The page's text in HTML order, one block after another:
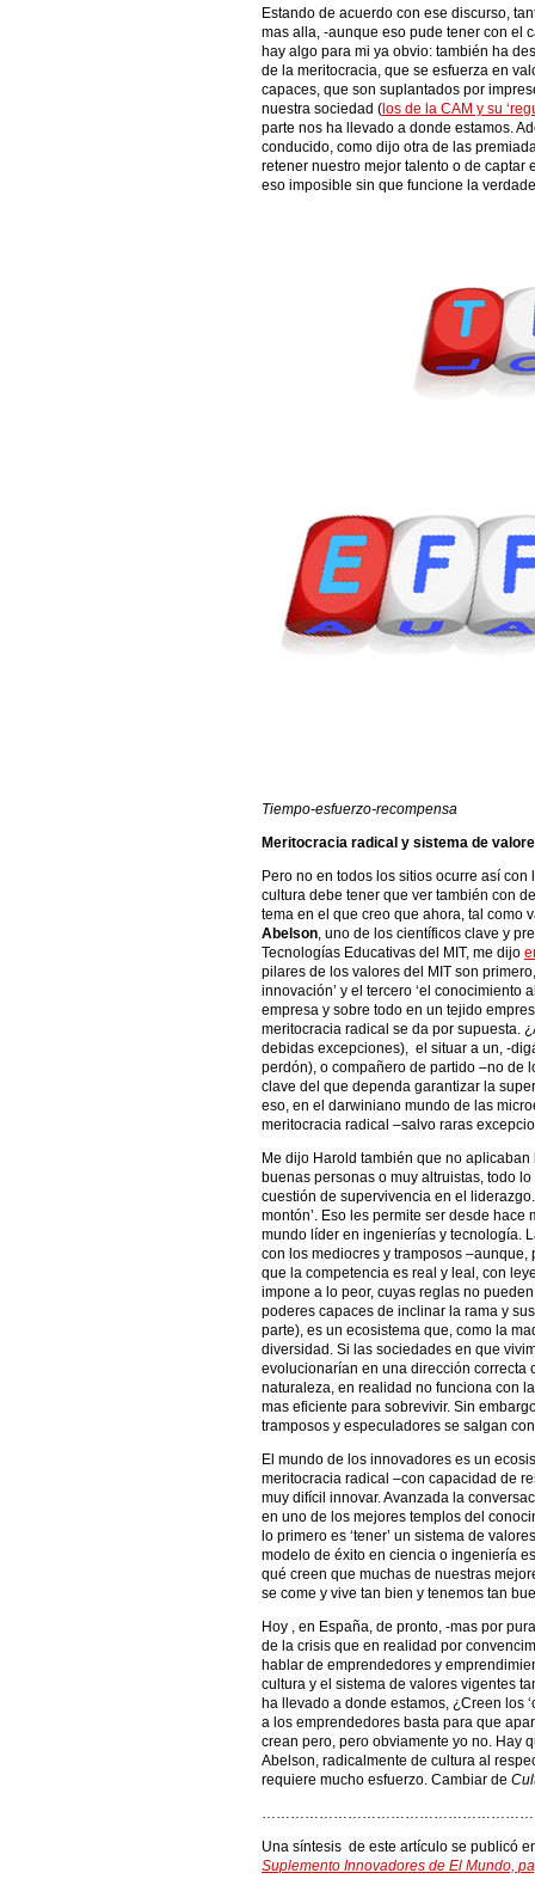
Estando de acuerdo con ese discurso,
mas alla, -aunque eso pude tener con el
hay algo para mi ya obvio: también ha
de la meritocracia, que se esfuerza en
capaces, que son suplantados por
nuestra sociedad ( los de la CAM y su
parte nos ha llevado a donde estamos.
conducido, como dijo otra de las
retener nuestro mejor talento o de captar
eso imposible sin que funcione la
Tiempo-esfuerzo-recompensa
Meritocracia radical y sistema de
Pero no en todos los sitios ocurre así
cultura debe tener que ver también con
tema en el que creo que ahora, tal como
Abelson, uno de los científicos clave y
Tecnologías Educativas del MIT, me dijo
pilares de los valores del MIT son
innovación’ y el tercero ‘el conocimiento
empresa y sobre todo en un tejido
meritocracia radical se da por supuesta.
debidas excepciones), el situar a un, -
perdón), o compañero de partido –no de
clave del que dependa garantizar la
eso, en el darwiniano mundo de las
meritocracia radical –salvo raras
Me dijo Harold también que no aplicaban
buenas personas o muy altruistas, todo
cuestión de supervivencia en el
montón’. Eso les permite ser desde
mundo líder en ingenierías y tecnología.
con los mediocres y tramposos
que la competencia es real y leal, con
impone a lo peor, cuyas reglas no
poderes capaces de inclinar la rama y
parte), es un ecosistema que, como la
diversidad. Si las sociedades en que
evolucionarían en una dirección correcta
naturaleza, en realidad no funciona con
mas eficiente para sobrevivir. Sin
tramposos y especuladores se salgan
El mundo de los innovadores es un
meritocracia radical –con capacidad de
muy difícil innovar. Avanzada la
en uno de los mejores templos del
lo primero es ‘tener’ un sistema de
modelo de éxito en ciencia o ingeniería
qué creen que muchas de nuestras
se come y vive tan bien y tenemos tan
Hoy , en España, de pronto, -mas por
de la crisis que en realidad por
hablar de emprendedores y
cultura y el sistema de valores vigentes
ha llevado a donde estamos, ¿Creen los
a los emprendedores basta para que
crean pero, pero obviamente yo no. Hay
Abelson, radicalmente de cultura al
requiere mucho esfuerzo. Cambiar de
…………………………………………………
Una síntesis de este artículo se publicó
Suplemento Innovadores de El Mundo,